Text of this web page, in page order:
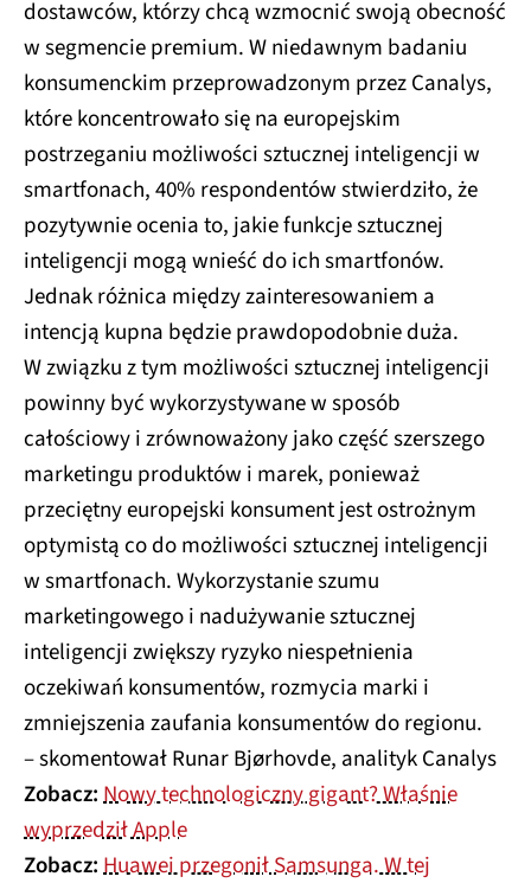
dostawców, którzy chcą wzmocnić swoją obecność
w segmencie premium. W niedawnym badaniu
konsumenckim przeprowadzonym przez Canalys,
które koncentrowało się na europejskim
postrzeganiu możliwości sztucznej inteligencji w
smartfonach, 40% respondentów stwierdziło, że
pozytywnie ocenia to, jakie funkcje sztucznej
inteligencji mogą wnieść do ich smartfonów.
Jednak różnica między zainteresowaniem a
intencją kupna będzie prawdopodobnie duża.
W związku z tym możliwości sztucznej inteligencji
powinny być wykorzystywane w sposób
całościowy i zrównoważony jako część szerszego
marketingu produktów i marek, ponieważ
przeciętny europejski konsument jest ostrożnym
optymistą co do możliwości sztucznej inteligencji
w smartfonach. Wykorzystanie szumu
marketingowego i nadużywanie sztucznej
inteligencji zwiększy ryzyko niespełnienia
oczekiwań konsumentów, rozmycia marki i
zmniejszenia zaufania konsumentów do regionu.
– skomentował Runar Bjørhovde, analityk Canalys
Zobacz:Nowy technologiczny gigant? Właśnie
wyprzedził Apple
Zobacz:Huawei przegonił Samsunga. W tej